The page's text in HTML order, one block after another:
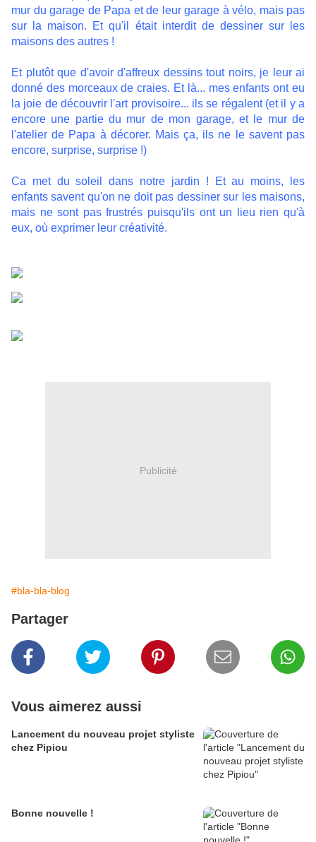
mur du garage de Papa et de leur garage à vélo, mais pas
sur la maison. Et qu'il était interdit de dessiner sur les
maisons des autres !
Et plutôt que d'avoir d'affreux dessins tout noirs, je leur ai
donné des morceaux de craies. Et là... mes enfants ont eu
la joie de découvrir l'art provisoire... ils se régalent (et il y a
encore une partie du mur de mon garage, et le mur de
l'atelier de Papa à décorer. Mais ça, ils ne le savent pas
encore, surprise, surprise !)
Ca met du soleil dans notre jardin ! Et au moins, les
enfants savent qu'on ne doit pas dessiner sur les maisons,
mais ne sont pas frustrés puisqu'ils ont un lieu rien qu'à
eux, où exprimer leur créativité.
Publicité
#bla-bla-blog
Partager
Vous aimerez aussi
Lancement du nouveau projet styliste
chez Pipiou
Bonne nouvelle !